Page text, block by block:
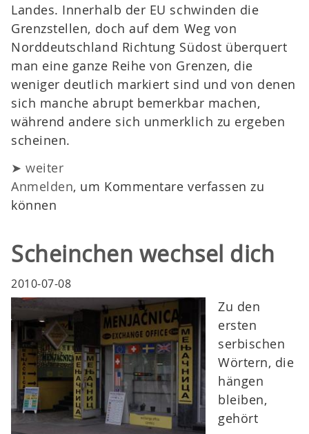
Landes. Innerhalb der EU schwinden die
Grenzstellen, doch auf dem Weg von
Norddeutschland Richtung Südost überquert
man eine ganze Reihe von Grenzen, die
weniger deutlich markiert sind und von denen
sich manche abrupt bemerkbar machen,
während andere sich unmerklich zu ergeben
scheinen.
➤ weiter
Anmelden, um Kommentare verfassen zu
können
Scheinchen wechsel dich
2010-07-08
Zu den
ersten
serbischen
Wörtern, die
hängen
bleiben,
gehört